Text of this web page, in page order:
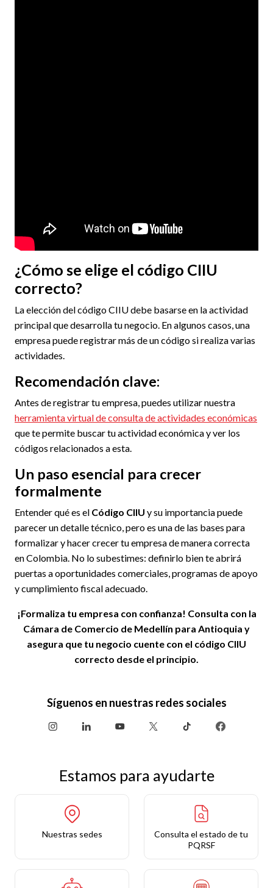
¿Cómo se elige el código CIIU
correcto?
La elección del código CIIU debe basarse en la actividad
principal que desarrolla tu negocio. En algunos casos, una
empresa puede registrar más de un código si realiza varias
actividades.
Recomendación clave:
Antes de registrar tu empresa, puedes utilizar nuestra
herramienta virtual de consulta de actividades económicas
que te permite buscar tu actividad económica y ver los
códigos relacionados a esta.
Un paso esencial para crecer
formalmente
Entender qué es el Código CIIU y su importancia puede
parecer un detalle técnico, pero es una de las bases para
formalizar y hacer crecer tu empresa de manera correcta
en Colombia. No lo subestimes: definirlo bien te abrirá
puertas a oportunidades comerciales, programas de apoyo
y cumplimiento fiscal adecuado.
¡Formaliza tu empresa con confianza! Consulta con la
Cámara de Comercio de Medellín para Antioquia y
asegura que tu negocio cuente con el código CIIU
correcto desde el principio.
Síguenos en nuestras redes sociales
Estamos para ayudarte
Nuestras sedes
Consulta el estado de tu
PQRSF